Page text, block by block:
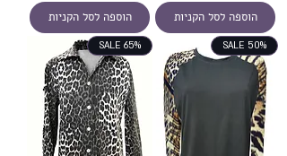
הוספה לסל הקניות הוספה לסל הקניות
SALE 50%
SALE 65%